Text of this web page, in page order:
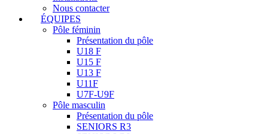
Nous contacter
ÉQUIPES
Pôle féminin
Présentation du pôle
U18 F
U15 F
U13 F
U11F
U7F-U9F
Pôle masculin
Présentation du pôle
SENIORS R3